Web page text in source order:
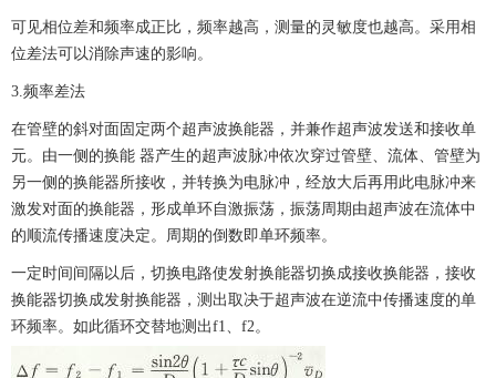
可见相位差和频率成正比，频率越高，测量的灵敏度也越高。采用相
位差法可以消除声速的影响。
3.频率差法
在管壁的斜对面固定两个超声波换能器，并兼作超声波发送和接收单
元。由一侧的换能 器产生的超声波脉冲依次穿过管壁、流体、管壁为
另一侧的换能器所接收，并转换为电脉冲，经放大后再用此电脉冲来
激发对面的换能器，形成单环自激振荡，振荡周期由超声波在流体中
的顺流传播速度决定。周期的倒数即单环频率。
一定时间间隔以后，切换电路使发射换能器切换成接收换能器，接收
换能器切换成发射换能器，测出取决于超声波在逆流中传播速度的单
环频率。如此循环交替地测出f1、f2。